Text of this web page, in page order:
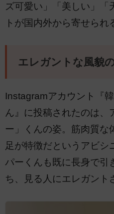
ズ可愛い」「美しい」「
トが国内外から寄せられ
エレガントな風貌
Instagramアカウント『
ん』に投稿されたのは、
ー」くんの姿。筋肉質な
足が特徴だというアビシ
パーくんも既に長身で引
ち、見る人にエレガント